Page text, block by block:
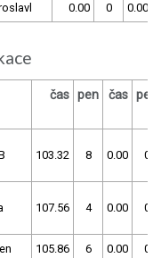
0.00 0 0.00
čas pen čas pen
103.32 8 0.00 0
107.56 4 0.00 0
105.86 6 0.00 0